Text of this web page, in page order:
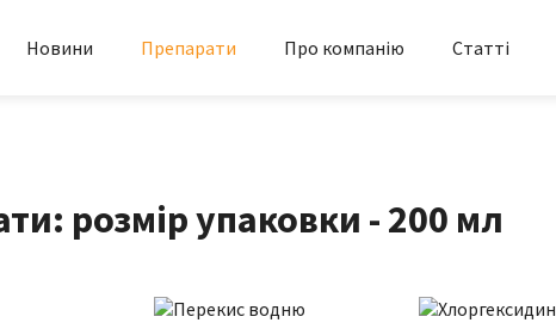
Новини Препарати Про компанію Статті
розмір упаковки - 200 мл